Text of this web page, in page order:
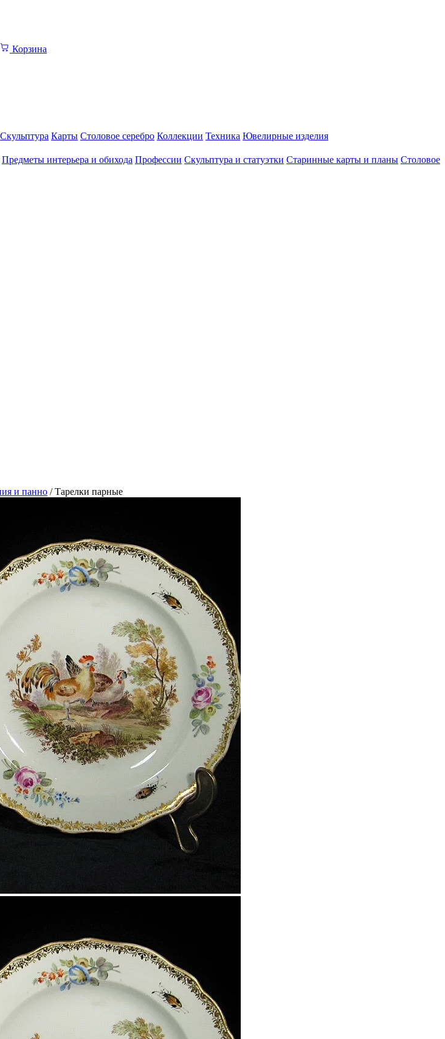
Корзина
Скульптура Карты Столовое серебро Коллекции Техника Ювелирные изделия
Предметы интерьера и обихода Профессии Скульптура и статуэтки Старинные карты и планы Столовое
и панно / Тарелки парные